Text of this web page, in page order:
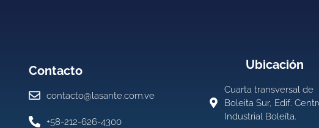
Contacto
contacto@lasante.com.ve
+58-212-626-4300
Ubicación
Cuarta transversal de
Boleita Sur, Edif.
Industrial Boleíta.